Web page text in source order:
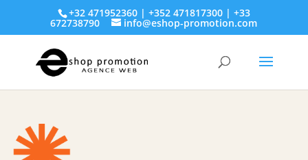
+32 471952360 | +352 471817300 | +33
672738790 info@eshop-promotion.com